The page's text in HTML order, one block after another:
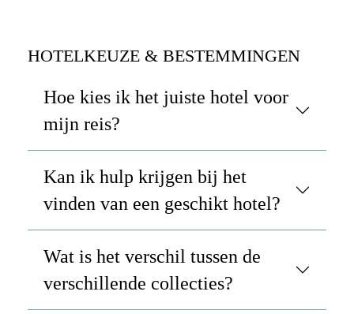
HOTELKEUZE & BESTEMMINGEN
Hoe kies ik het juiste hotel voor
mijn reis?
Kan ik hulp krijgen bij het
vinden van een geschikt hotel?
Wat is het verschil tussen de
verschillende collecties?